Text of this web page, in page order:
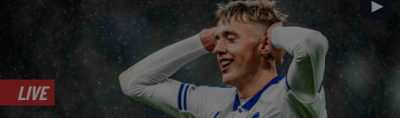
►
LIVE